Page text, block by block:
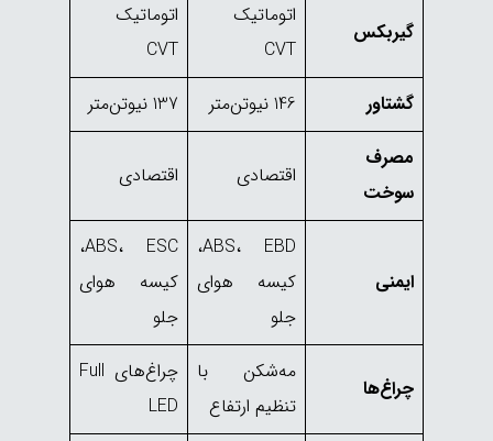
گیربکس
اتوماتیک
CVT
اتوماتیک
CVT
گشتاور
146 نیوتن‌متر
137 نیوتن‌متر
مصرف
سوخت
اقتصادی اقتصادی
ایمنی
ABS، EBD،
کیسه هوای
جلو
ABS، ESC،
کیسه هوای
جلو
چراغ‌ها
مه‌شکن با
تنظیم ارتفاع
چراغ‌های Full
LED